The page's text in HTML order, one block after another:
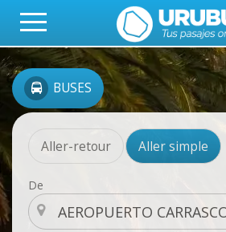
BUSES
Aller-retour Aller simple
De